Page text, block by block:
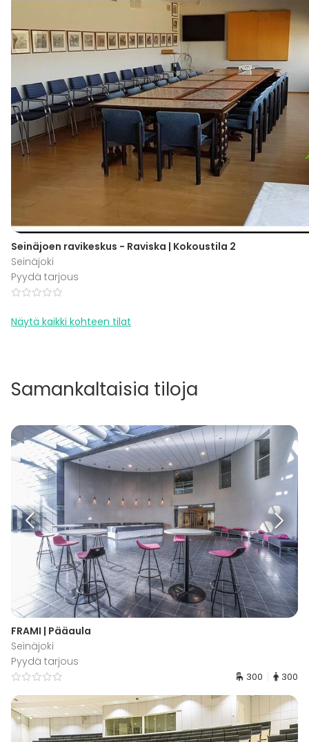
Seinäjoen ravikeskus - Raviska | Kokoustila 2
Seinäjoki
Pyydä tarjous
Näytä kaikki kohteen tilat
Samankaltaisia tiloja
FRAMI | Pääaula
Seinäjoki
Pyydä tarjous
300 300